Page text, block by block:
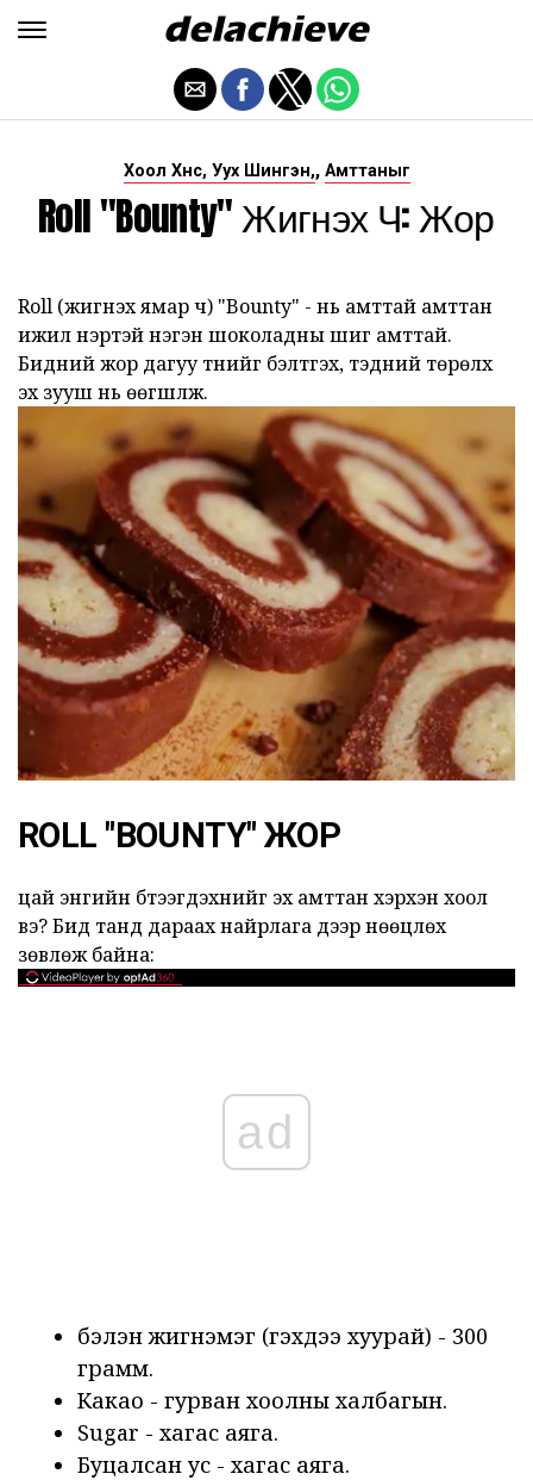
Хоол Хүнс, Уух Шингэн,, Амттаныг
Roll "Bounty" Жигнэх Ч: Жор
Roll (жигнэх ямар ч) "Bounty" - нь амттай амттан
ижил нэртэй нэгэн шоколадны шиг амттай.
Бидний жор дагуу түүнийг бэлтгэх, тэдний төрөлх
эх зууш нь өөгшүүлж.
ROLL "BOUNTY" ЖОР
цай энгийн бүтээгдэхүүнийг эх амттан хэрхэн хоол
вэ? Бид танд дараах найрлага дээр нөөцлөх
зөвлөж байна:
ad
бэлэн жигнэмэг (гэхдээ хуурай) - 300
грамм.
Какао - гурван хоолны халбагын.
Sugar - хагас аяга.
Буцалсан ус - хагас аяга.